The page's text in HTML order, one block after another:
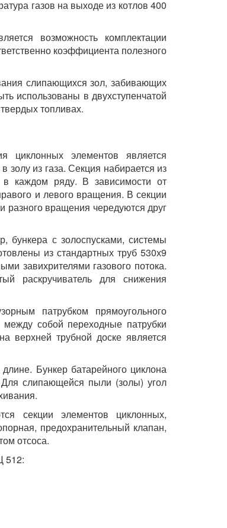
газов на выходе из котлов 400
возможность комплектации
коэффициента полезного
слипающихся зол, забивающих
использованы в двухступенчатой
топливах.
циклонных элементов является
из газа. Секция набирается из
каждом ряду. В зависимости от
и левого вращения. В секции
вращения чередуются друг
бункера с золоспусками, системы
из стандартных труб 530х9
завихрителями газового потока.
раскручиватель для снижения
патрубком прямоугольного
собой переходные патрубки
верхней трубной доске является
Бункер батарейного циклона
Для слипающейся пыли (золы) угол
секции элементов циклонных,
предохранительный клапан,
отсоса.
512: